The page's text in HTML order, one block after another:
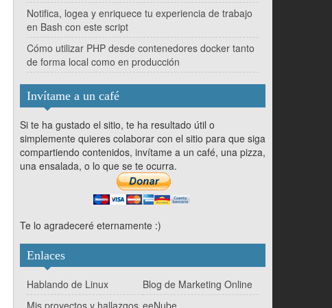
Notifica, logea y enriquece tu experiencia de trabajo
en Bash con este script
Cómo utilizar PHP desde contenedores docker tanto
de forma local como en producción
Invítame a un café
Si te ha gustado el sitio, te ha resultado útil o
simplemente quieres colaborar con el sitio para que siga
compartiendo contenidos, invítame a un café, una pizza,
una ensalada, o lo que se te ocurra.
Te lo agradeceré eternamente :)
Enlaces
Hablando de Linux
Blog de Marketing Online